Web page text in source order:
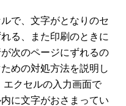
で、文字がとなりのセ
る、また印刷のときに
次のページにずれるの
めの対処方法を説明し
エクセルの入力画面で
に文字がおさまってい